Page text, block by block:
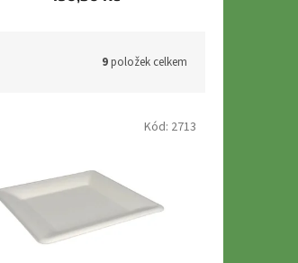
9položek celkem
Kód: 2713